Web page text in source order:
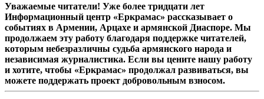
Уважаемые читатели! Уже более тридцати лет
Информационный центр «Еркрамас» рассказывает о
событиях в Армении, Арцахе и армянской Диаспоре. Мы
продолжаем эту работу благодаря поддержке читателей,
которым небезразличны судьба армянского народа и
независимая журналистика. Если вы цените нашу работу
и хотите, чтобы «Еркрамас» продолжал развиваться, вы
можете поддержать проект добровольным взносом.